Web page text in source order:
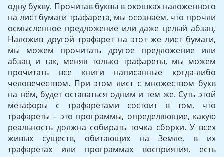
одну букву. Прочитав буквы в окошках наложенного
на лист бумаги трафарета, мы осознаем, что прочли
осмысленное предложение или даже целый абзац.
Наложив другой трафарет на этот же лист бумаги,
мы можем прочитать другое предложение или
абзац и так, меняя только трафареты, мы можем
прочитать все книги написанные когда-либо
человечеством. При этом лист с множеством букв
на нём, будет оставаться одним и тем же. Суть этой
метафоры с трафаретами состоит в том, что
трафареты – это программы, определяющие, какую
реальность должна собирать точка сборки. У всех
живых существ, обитающих на Земле, в их
трафаретах или программах восприятия, есть